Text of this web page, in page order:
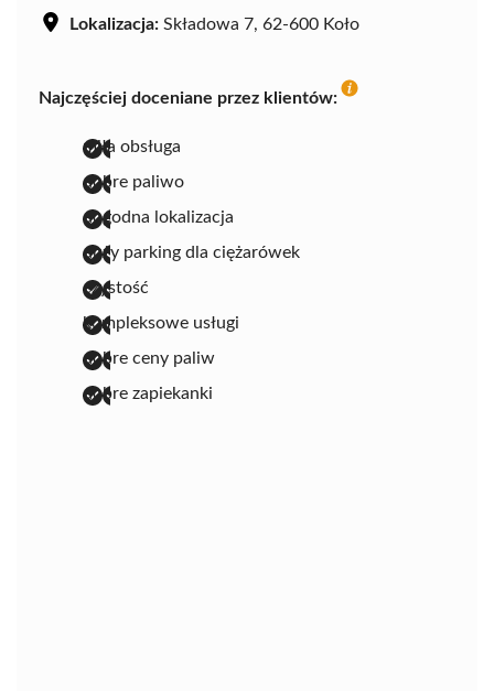
Lokalizacja: Składowa 7, 62-600 Koło
Najczęściej doceniane przez klientów:
miła obsługa
dobre paliwo
dogodna lokalizacja
duży parking dla ciężarówek
czystość
kompleksowe usługi
dobre ceny paliw
dobre zapiekanki